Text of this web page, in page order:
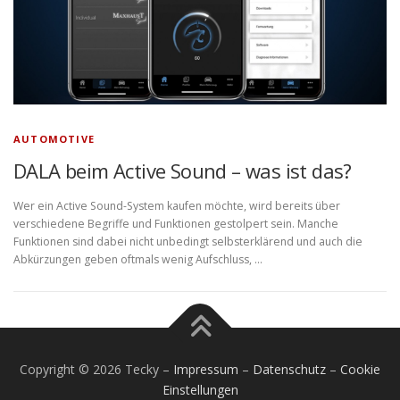
AUTOMOTIVE
DALA beim Active Sound – was ist das?
Wer ein Active Sound-System kaufen möchte, wird bereits über
verschiedene Begriffe und Funktionen gestolpert sein. Manche
Funktionen sind dabei nicht unbedingt selbsterklärend und auch die
Abkürzungen geben oftmals wenig Aufschluss, …
Copyright © 2026 Tecky – Impressum – Datenschutz – Cookie
Einstellungen